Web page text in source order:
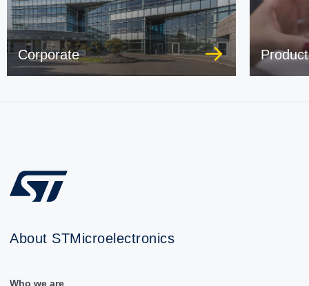
Corporate
About STMicroelectronics
Who we are